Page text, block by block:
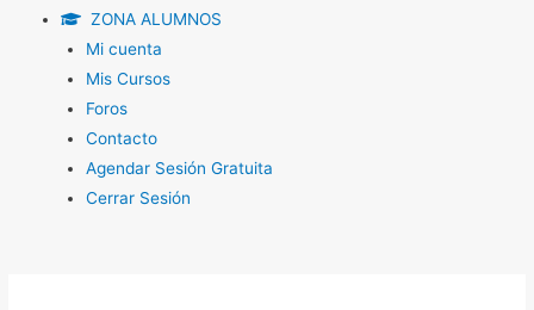
ZONA ALUMNOS
Mi cuenta
Mis Cursos
Foros
Contacto
Agendar Sesión Gratuita
Cerrar Sesión